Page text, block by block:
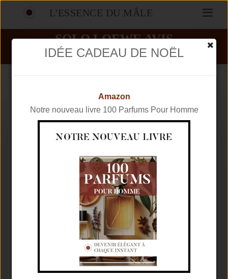
L'ESSENCE DU MÂLE
SOLO LOEWE AVIS
PARFUMS LOEWE SOLO LOEWE
LOEWE
Eau De Toilette♂
Ambré Épicé
Tenue / Sillage /
De 6 À 12 Heures / Moyen /
IDÉE CADEAU DE NOËL
Amazon
Notre nouveau livre 100 Parfums Pour Homme